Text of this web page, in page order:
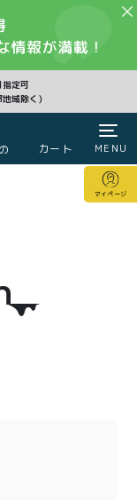
定可
域除く）
カート
マイページ
MENU
CLOSE